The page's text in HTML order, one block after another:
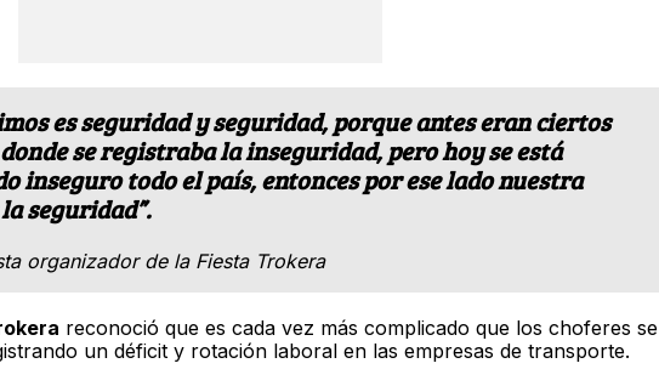
es seguridad y seguridad, porque antes eran ciertos
se registraba la inseguridad, pero hoy se está
inseguro todo el país, entonces por ese lado nuestra
seguridad”.
organizador de la Fiesta Trokera
reconoció que es cada vez más complicado que los choferes se
un déficit y rotación laboral en las empresas de transporte.